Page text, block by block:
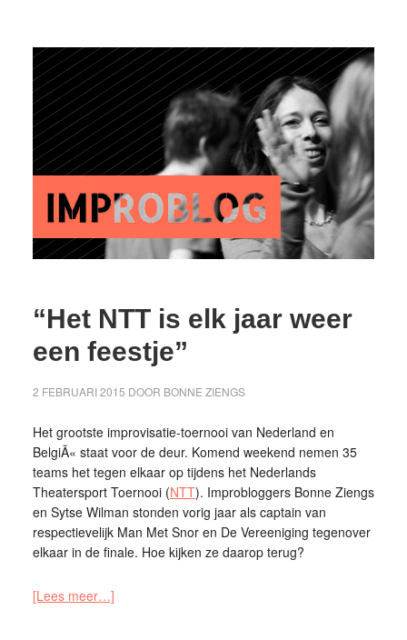
“Het NTT is elk jaar weer
een feestje”
2 FEBRUARI 2015 DOOR BONNE ZIENGS
Het grootste improvisatie-toernooi van Nederland en
BelgiÃ« staat voor de deur. Komend weekend nemen 35
teams het tegen elkaar op tijdens het Nederlands
Theatersport Toernooi (NTT). Improbloggers Bonne Ziengs
en Sytse Wilman stonden vorig jaar als captain van
respectievelijk Man Met Snor en De Vereeniging tegenover
elkaar in de finale. Hoe kijken ze daarop terug?
[Lees meer…]